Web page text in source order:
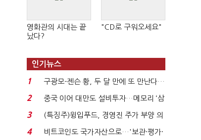
영화관의 시대는 끝
났다?
"CD로 구워오세요"
인기뉴스
1
구광모-젠슨 황, 두 달 만에 또 만난다…
로봇·AI 등 논...
2
중국 이어 대만도 설비투자…메모리 ‘삼
국전쟁’
3
(특징주)윙입푸드, 경영진 주가 부양 의
지에 상한가...
4
비트코인도 국가자산으로…'보관·평가·